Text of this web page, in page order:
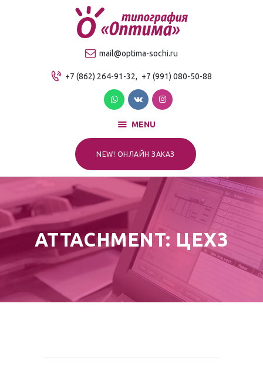
mail@optima-sochi.ru
+7 (862) 264-91-32, +7 (991) 080-50-88
MENU
NEW! ОНЛАЙН ЗАКАЗ
ATTACHMENT: ЦЕХ3
Качественная типография в Сочи
О компании
Продукция
Услуги
Прайс-лист
Для клиентов